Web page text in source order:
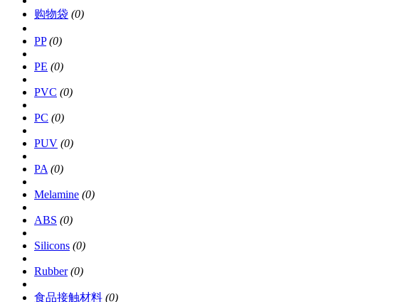
购物袋 (0)
PP (0)
PE (0)
PVC (0)
PC (0)
PUV (0)
PA (0)
Melamine (0)
ABS (0)
Silicons (0)
Rubber (0)
食品接触材料 (0)